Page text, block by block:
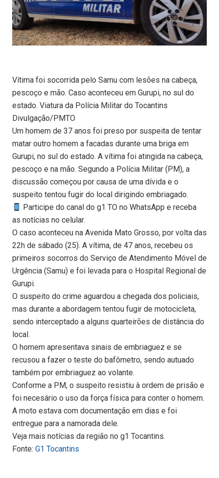
Vítima foi socorrida pelo Samu com lesões na cabeça,
pescoço e mão. Caso aconteceu em Gurupi, no sul do
estado. Viatura da Polícia Militar do Tocantins
Divulgação/PMTO
Um homem de 37 anos foi preso por suspeita de tentar
matar outro homem a facadas durante uma briga em
Gurupi, no sul do estado. A vítima foi atingida na cabeça,
pescoço e na mão. Segundo a Polícia Militar (PM), a
discussão começou por causa de uma dívida e o
suspeito tentou fugir do local dirigindo embriagado.
Participe do canal do g1 TO no WhatsApp e receba
as notícias no celular.
O caso aconteceu na Avenida Mato Grosso, por volta das
22h de sábado (25). A vítima, de 47 anos, recebeu os
primeiros socorros do Serviço de Atendimento Móvel de
Urgência (Samu) e foi levada para o Hospital Regional de
Gurupi.
O suspeito do crime aguardou a chegada dos policiais,
mas durante a abordagem tentou fugir de motocicleta,
sendo interceptado a alguns quarteirões de distância do
local.
O homem apresentava sinais de embriaguez e se
recusou a fazer o teste do bafômetro, sendo autuado
também por embriaguez ao volante.
Conforme a PM, o suspeito resistiu à ordem de prisão e
foi necesário o uso da força física para conter o homem.
A moto estava com documentação em dias e foi
entregue para a namorada dele.
Veja mais notícias da região no g1 Tocantins.
Fonte: G1 Tocantins